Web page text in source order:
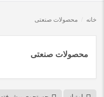
خانه محصولات صنعتی
محصولات صنعتی